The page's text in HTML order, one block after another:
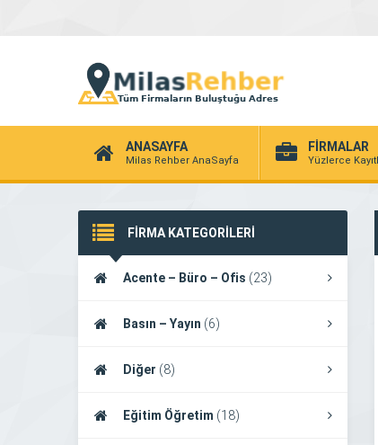
ANASAYFA
Milas Rehber AnaSayfa
FİRMALAR
Yüzlerce
FİRMA KATEGORİLERİ
Acente – Büro – Ofis (23)
Basın – Yayın (6)
Diğer (8)
Eğitim Öğretim (18)